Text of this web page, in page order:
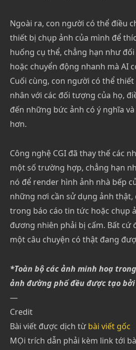
Ngoài ra, con người có thể điều
thiết bị chụp ảnh của mình để
huống cụ thể, chẳng hạn như
hoặc chuyển động nhanh mà AI
Cuối cùng, con người có thể thiết
nhân với các đối tượng của họ,
đến những bức ảnh có ý nghĩa
hơn.
Công nghệ CGI đã thay thế các
một số trường hợp, chẳng hạn
nó để render hình ảnh nhà bếp
những nơi cần sử dụng ảnh thật,
trong báo cáo tin tức hoặc chụp
đương nhiên phải bị cấm. Bất cứ
một câu chuyện có thật đang
*Toàn bộ các ảnh minh hoạ
ảnh đường phố đều được tạo
—
Credit
Bài viết được dịch từbài viết gốc
MỌi trích dẫn phải kèm link tới